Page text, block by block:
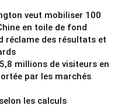
veut mobiliser 100
en toile de fond
réclame des résultats et
millions de visiteurs en
par les marchés
les calculs